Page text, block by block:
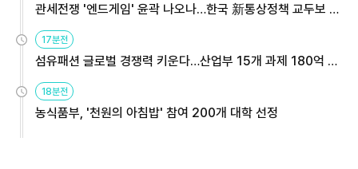
관세전쟁 '엔드게임' 윤곽 나오나…한국 新통상정책 교두보 활
17분전
섬유패션 글로벌 경쟁력 키운다…산업부 15개 과제 180억 지
18분전
농식품부, '천원의 아침밥' 참여 200개 대학 선정